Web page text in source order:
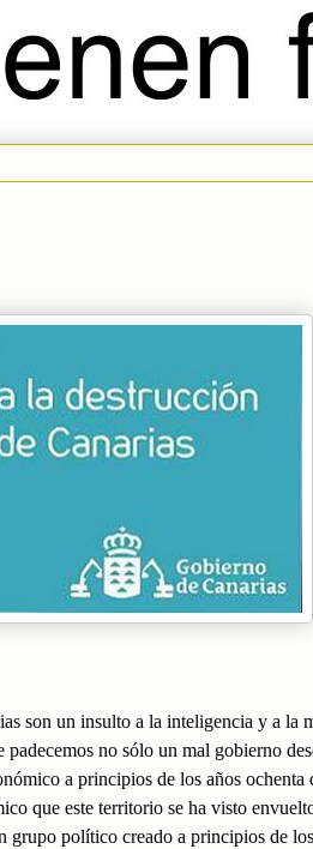
son un insulto a la inteligencia y a la
no sólo un mal gobierno
a principios de los años
que este territorio se ha visto
grupo político creado a principios de